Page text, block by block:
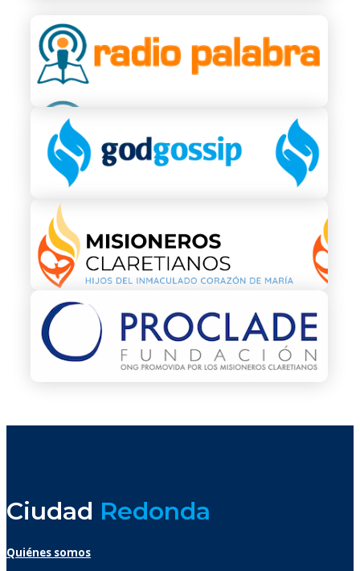
Ciudad Redonda
Quiénes somos